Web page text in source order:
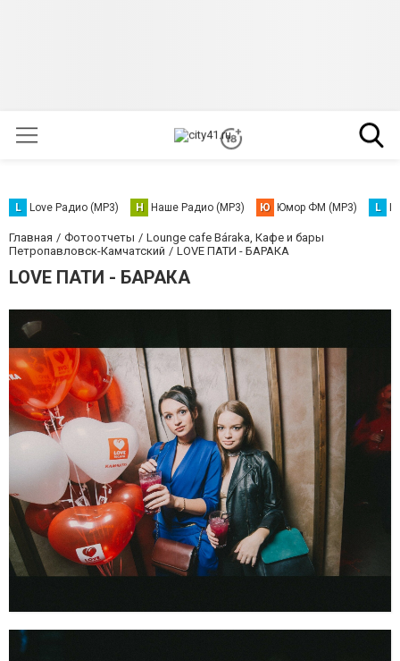
L Love Радио (MP3) Н Наше Радио (MP3) Ю Юмор ФМ (MP3) L
Главная Фотоотчеты
Lounge cafe Báraka, Кафе и бары
Петропавловск-Камчатский
LOVE ПАТИ - БАРАКА
LOVE ПАТИ - БАРАКА